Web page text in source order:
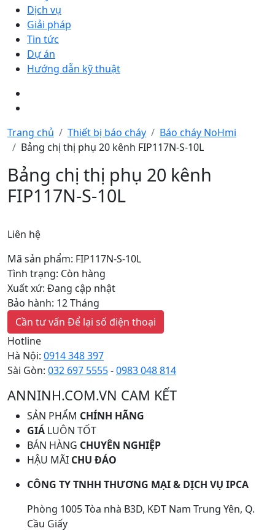
Dịch vụ
Giải pháp
Tin tức
Dự án
Hướng dẫn kỹ thuật
Trang chủ Thiết bị báo cháy
Báo cháy NoHmi
Bảng chị thị phụ 20 kênh FIP117N-S-10L
Bảng chị thị phụ 20 kênh
FIP117N-S-10L
Liên hệ
Mã sản phẩm: FIP117N-S-10L
Tình trạng: Còn hàng
Xuất xứ: Đang cập nhật
Bảo hành: 12 Tháng
Cần tư vấn Để lại số điện thoại
Hotline
Hà Nội: 0914 348 397
Sài Gòn: 032 697 5555-0983 048 814
ANNINH.COM.VN CAM KẾT
SẢN PHẨM CHÍNH HÃNG
GIÁ LUÔN TỐT
BÁN HÀNG CHUYÊN NGHIỆP
HẬU MÃI CHU ĐÁO
CÔNG TY TNHH THƯƠNG MẠI & DỊCH VỤ IPCA
Phòng 1005 Tòa nhà B3D, KĐT Nam Trung Yên, Q.
Cầu Giấy